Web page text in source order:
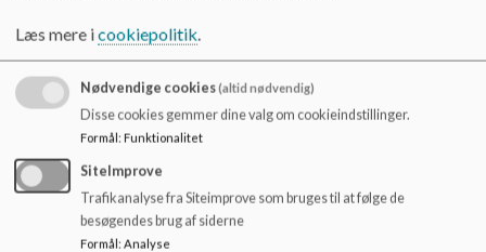
Hvor foregår undervisningen?
Undervisningen foregår henholdsvis i skolestuerne på Børne-
og Ungdomspsykiatrisk Afdeling og H.C. Andersen Børne-
og Ungehospital eller i særlige tilfælde på de indlagte elevers
individuelle sengestuer.
Værdigrundlag for Skolen OUH
rammen om et roligt, tillidsfuldt, nærværende og udviklende
læringsmiljø. Lærerne gør sig umage med at tage godt imod
nye elever og møde dem med respekt og anerkendelse.
Skolen har fokus på det raske hos eleven og har bl.a. til
Læs mere icookiepolitik.
Nødvendige cookies(altid nødvendig)
Disse cookies gemmer dine valg om cookieindstillinger.
Formål: Funktionalitet
SiteImprove
Trafikanalyse fra Siteimprove som bruges til at følge de
besøgendes brug af siderne
Formål: Analyse